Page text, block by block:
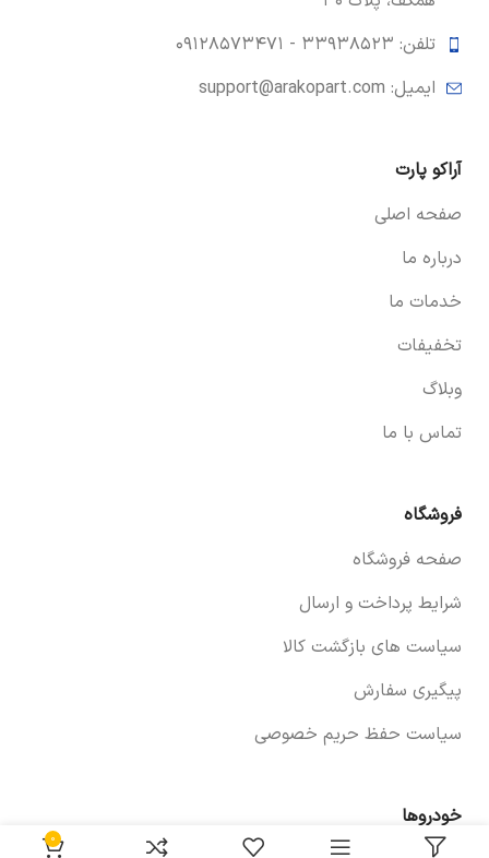
تلفن: ۳۳۹۳۸۵۲۳ -
۰۹۱۲۸۵۷۳۴۷۱
ایمیل: support@arakopart.com
آراکو پارت
صفحه اصلی
درباره ما
خدمات ما
تخفیفات
وبلاگ
تماس با ما
فروشگاه
صفحه فروشگاه
شرایط پرداخت و ارسال
سیاست های بازگشت کالا
پیگیری سفارش
سیاست حفظ حریم خصوصی
خودروها
0